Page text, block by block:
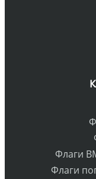
Флаги
Флаги